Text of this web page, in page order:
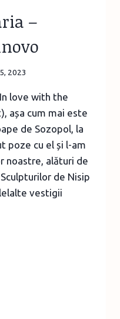
–
2023
love with the
așa cum mai este
de Sozopol, la
poze cu el și l-am
noastre, alături de
de Nisip
vestigii